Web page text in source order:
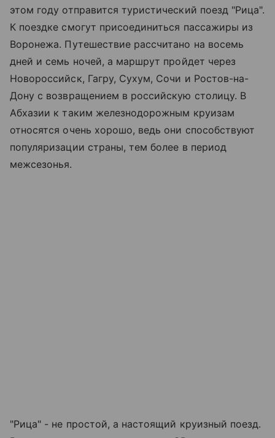
этом году отправится туристический поезд "Рица".
К поездке смогут присоединиться пассажиры из
Воронежа. Путешествие рассчитано на восемь
дней и семь ночей, а маршрут пройдет через
Новороссийск, Гагру, Сухум, Сочи и Ростов-на-
Дону с возвращением в российскую столицу. В
Абхазии к таким железнодорожным круизам
относятся очень хорошо, ведь они способствуют
популяризации страны, тем более в период
межсезонья.
"Рица" - не простой, а настоящий круизный поезд.